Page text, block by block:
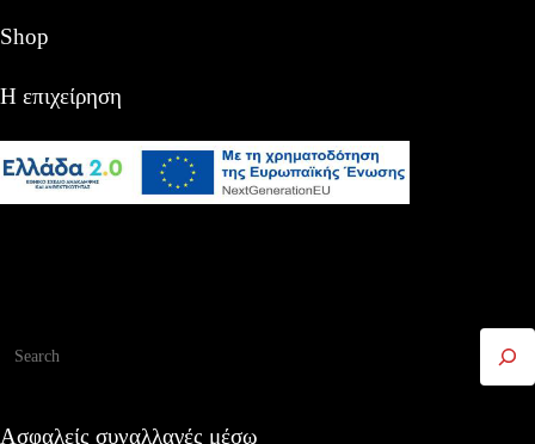
Shop
Η επιχείρηση
Ασφαλείς συναλλαγές μέσω